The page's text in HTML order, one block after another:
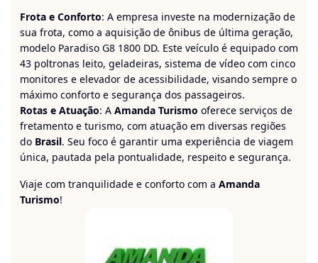
Frota e Conforto: A empresa investe na modernização de
sua frota, como a aquisição de ônibus de última geração,
modelo Paradiso G8 1800 DD. Este veículo é equipado com
43 poltronas leito, geladeiras, sistema de vídeo com cinco
monitores e elevador de acessibilidade, visando sempre o
máximo conforto e segurança dos passageiros.
Rotas e Atuação: A Amanda Turismo oferece serviços de
fretamento e turismo, com atuação em diversas regiões
do Brasil. Seu foco é garantir uma experiência de viagem
única, pautada pela pontualidade, respeito e segurança.
Viaje com tranquilidade e conforto com a Amanda
Turismo!